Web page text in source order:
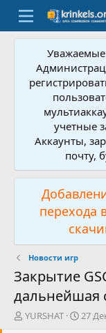
Уважаемые
учетные
Аккаунты,
почту,
перехода
Новости игр
Закрытие
дальнейшая
А
YURSHAT
Д
27